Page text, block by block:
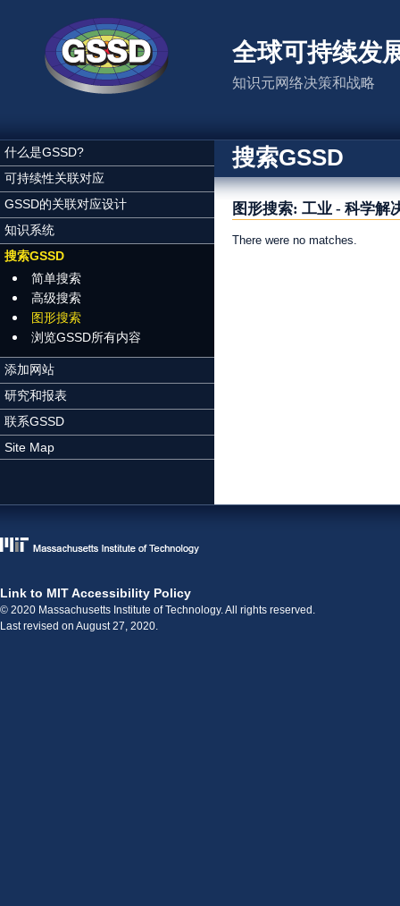
全球可持续发
知识元网络决策和战略
什么是GSSD?
可持续性关联对应
GSSD的关联对应设计
知识系统
搜索GSSD
简单搜索
高级搜索
图形搜索
浏览GSSD所有内容
添加网站
研究和报表
联系GSSD
Site Map
搜索GSSD
图形搜索: 工业 - 科学解
There were no matches.
Link to MIT Accessibility Policy
© 2020 Massachusetts Institute of Technology. All rights reserved.
Last revised on August 27, 2020.